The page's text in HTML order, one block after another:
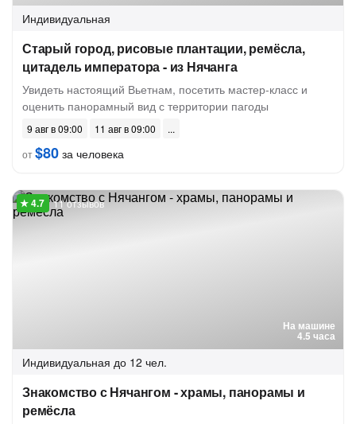
Индивидуальная
Старый город, рисовые плантации, ремёсла,
цитадель императора - из Нячанга
Увидеть настоящий Вьетнам, посетить мастер-класс и
оценить панорамный вид с территории пагоды
9 авг в 09:00
11 авг в 09:00
от$80 за человека
На машине
4.5 часа
11 отзывов
Индивидуальная до 12 чел.
Знакомство с Нячангом - храмы, панорамы и
ремёсла